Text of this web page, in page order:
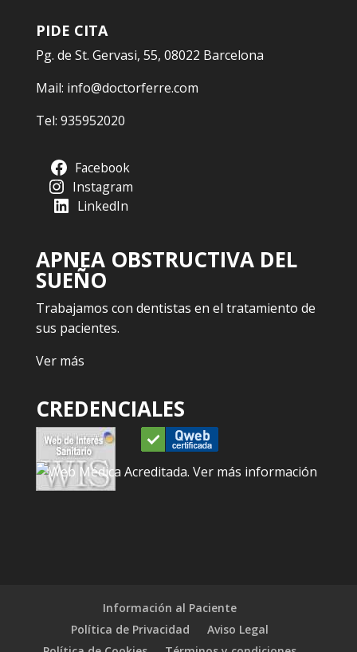
PIDE CITA
Pg. de St. Gervasi, 55, 08022 Barcelona
Mail: info@doctorferre.com
Tel: 935952020
Facebook
Instagram
LinkedIn
APNEA OBSTRUCTIVA DEL
SUEÑO
Trabajamos con dentistas en el tratamiento de
sus pacientes.
Ver más
CREDENCIALES
Información al Paciente
Política de Privacidad
Aviso Legal